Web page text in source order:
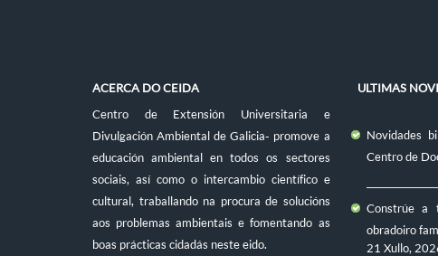
ACERCA DO CEIDA
Centro de Extensión Universitaria e
Divulgación Ambiental de Galicia- promove a
educación ambiental en todos os sectores
sociais, así como o intercambio científico e
cultural, traballando na procura de solucións
aos problemas ambientais e fomentando as
boas prácticas cidadás neste eido.
ULTIMAS
Novidades
Centro de
Constrúe a
obradoiro
21 Xullo,